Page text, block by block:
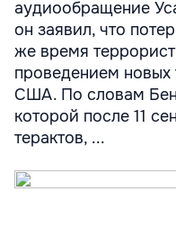
аудиообращение
он заявил, что
же время
проведением новых
США. По словам
которой после 11
терактов, ...